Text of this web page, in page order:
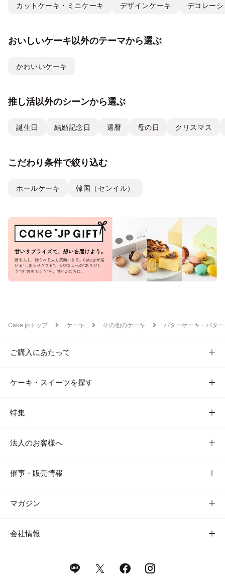
カットケーキ・ミニケーキ デザインケーキ デコレー
おいしいケーキ以外のテーマから選ぶ
かわいいケーキ
推し活以外のシーンから選ぶ
誕生日 結婚記念日 還暦 母の日 クリスマス
こだわり条件で絞り込む
ホールケーキ 韓国（センイル）
Cake.jpトップ ケーキ その他のケーキ バターケーキ・バタ
ご購入にあたって
ケーキ・スイーツを探す
特集
法人のお客様へ
催事・販売情報
マガジン
会社情報